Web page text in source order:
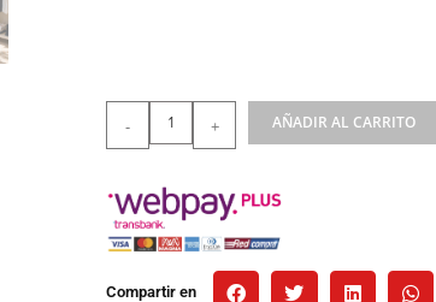
- + AÑADIR AL CARRITO
Compartir en